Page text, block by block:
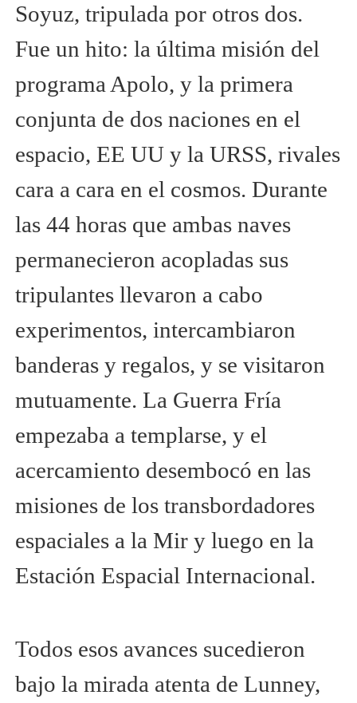
Soyuz, tripulada por otros dos.
Fue un hito: la última misión del
programa Apolo, y la primera
conjunta de dos naciones en el
espacio, EE UU y la URSS, rivales
cara a cara en el cosmos. Durante
las 44 horas que ambas naves
permanecieron acopladas sus
tripulantes llevaron a cabo
experimentos, intercambiaron
banderas y regalos, y se visitaron
mutuamente. La Guerra Fría
empezaba a templarse, y el
acercamiento desembocó en las
misiones de los transbordadores
espaciales a la Mir y luego en la
Estación Espacial Internacional.
Todos esos avances sucedieron
bajo la mirada atenta de Lunney,